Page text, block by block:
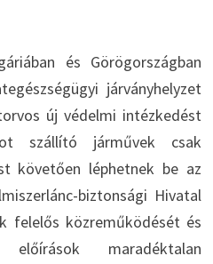
és Görögországban
járványhelyzet
új védelmi intézkedést
szállító járművek csak
követően léphetnek be az
biztonsági Hivatal
felelős közreműködését és
maradéktalan